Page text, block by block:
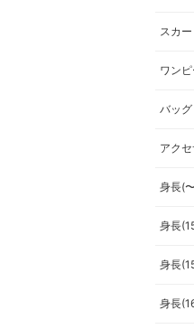
スカー
ワン
バッグ
アク
身長(
身長
身長
身長